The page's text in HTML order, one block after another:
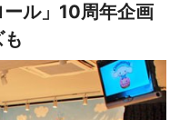
ル」10周年企画